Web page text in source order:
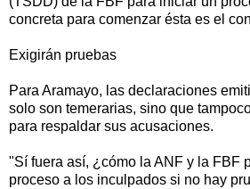
concreta para comenzar ésta es el
Exigirán pruebas
Para Aramayo, las declaraciones
solo son temerarias, sino que
para respaldar sus acusaciones.
"Sí fuera así, ¿cómo la ANF y la FBF
proceso a los inculpados si no hay